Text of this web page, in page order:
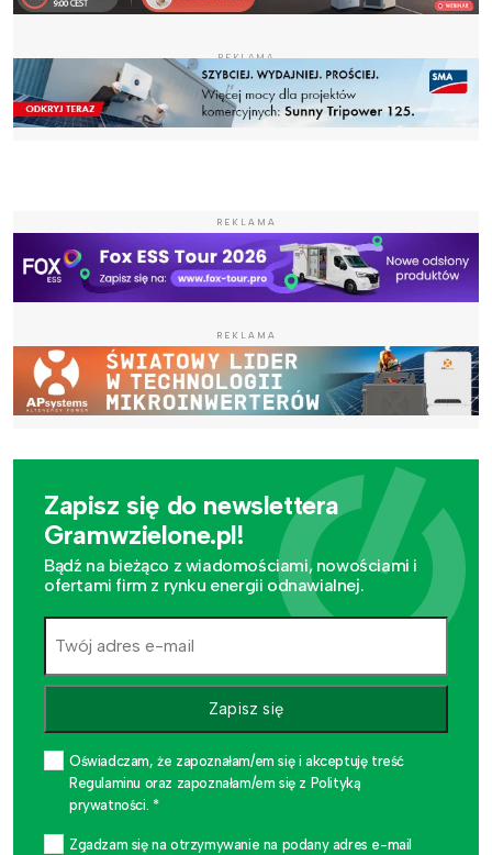
REKLAMA
REKLAMA
REKLAMA
Zapisz się do newslettera
Gramwzielone.pl!
Bądź na bieżąco z wiadomościami, nowościami i
ofertami firm z rynku energii odnawialnej.
Zapisz się
Oświadczam, że zapoznałam/em się i akceptuję treść
Regulaminu oraz zapoznałam/em się z Polityką
prywatności. *
Zgadzam się na otrzymywanie na podany adres e-mail